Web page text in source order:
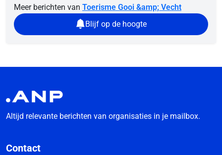
Meer berichten van Toerisme Gooi &amp; Vecht
Blijf op de hoogte
Altijd relevante berichten van organisaties in je mailbox.
Contact